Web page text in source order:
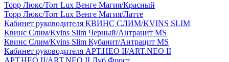
Торр Люкс/Torr Lux Венге Магия/Красный
Торр Люкс/Torr Lux Венге Магия/Латте
Кабинет руководителя КВИНС СЛИМ/KVINS SLIM
Квинс Слим/Kvins Slim Черный/Антрацит MS
Квинс Слим/Kvins Slim Кубанит/Антрацит MS
Кабинет руководителя АРТ.НЕО II/ART.NEO II
АРТ.НЕО II/ART.NEO II Дуб Фрост